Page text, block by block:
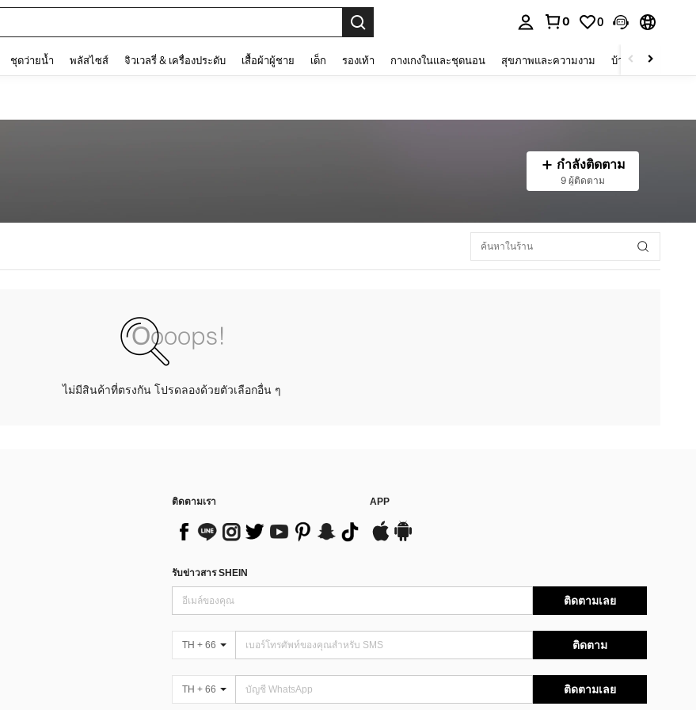
0 0
ชุดว่ายน้ำ พลัสไซส์ จิวเวลรี่ & เครื่องประดับ เสื้อผ้าผู้ชาย เด็ก รองเท้า กางเกงในและชุดนอน สุขภาพและความงาม บ้านและที่อยู่อาศัย
กำลังติดตาม
9 ผู้ติดตาม
ไม่มีสินค้าที่ตรงกัน โปรดลองด้วยตัวเลือกอื่น ๆ
ติดตามเรา APP
รับข่าวสาร SHEIN
ติดตามเลย
TH + 66 ติดตาม
TH + 66 ติดตามเลย